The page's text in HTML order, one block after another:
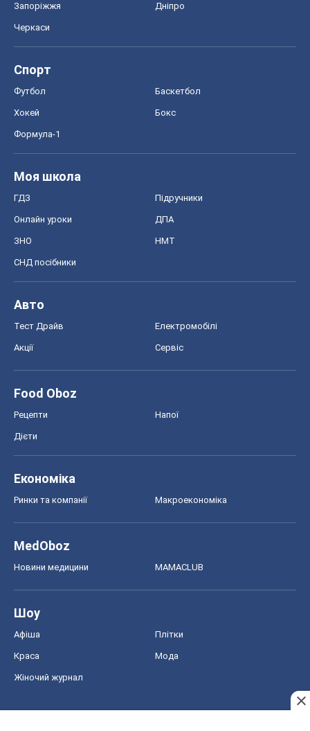
Запоріжжя Дніпро
Черкаси
Спорт
Футбол Баскетбол
Хокей Бокс
Формула-1
Моя школа
ГДЗ Підручники
Онлайн уроки ДПА
ЗНО НМТ
СНД посібники
Авто
Тест Драйв Електромобілі
Акції Сервіс
Food Oboz
Рецепти Напої
Дієти
Економіка
Ринки та компанії Макроекономіка
MedOboz
Новини медицини MAMACLUB
Шоу
Афіша Плітки
Краса Мода
Жіночий журнал